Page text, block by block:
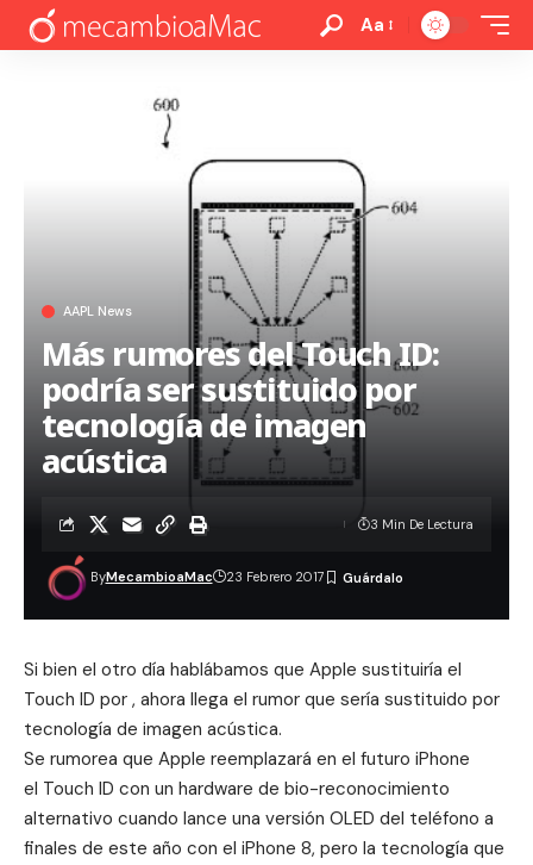
Aa
AAPL News
Más rumores del Touch ID:
podría ser sustituido por
tecnología de imagen
acústica
ByMecambioaMac 23 Febrero 2017
3 Min De Lectura
Si bien el otro día hablábamos que Apple sustituiría el
Touch ID por , ahora llega el rumor que sería sustituido por
tecnología de imagen acústica.
Se rumorea que Apple reemplazará en el futuro iPhone
el Touch ID con un hardware de bio-reconocimiento
alternativo cuando lance una versión OLED del teléfono a
finales de este año con el iPhone 8, pero la tecnología que